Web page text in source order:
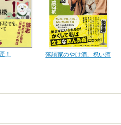
！ 落語家のやけ酒、祝い酒